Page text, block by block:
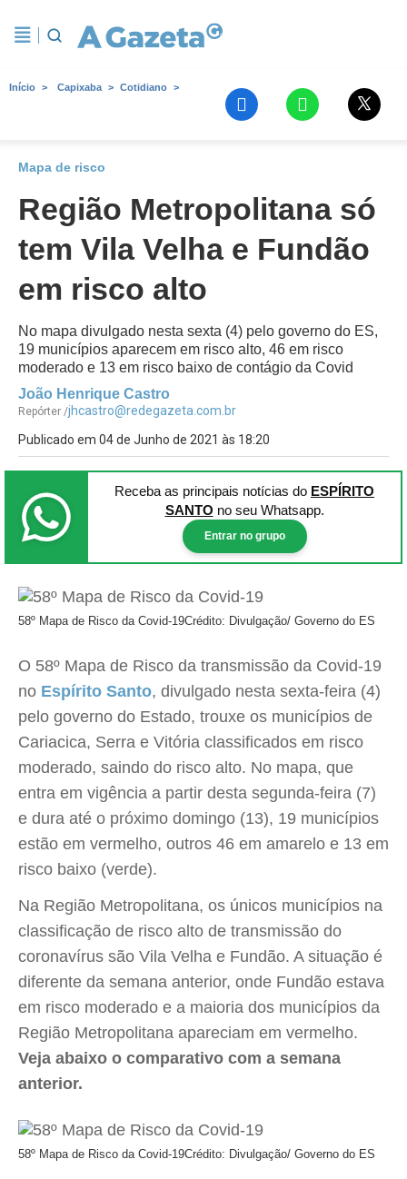
Início Capixaba Cotidiano
Mapa de risco
Região Metropolitana só
tem Vila Velha e Fundão
em risco alto
No mapa divulgado nesta sexta (4) pelo governo do ES,
19 municípios aparecem em risco alto, 46 em risco
moderado e 13 em risco baixo de contágio da Covid
João Henrique Castro
Repórter /jhcastro@redegazeta.com.br
Publicado em 04 de Junho de 2021 às 18:20
Receba as principais notícias do ESPÍRITO
SANTO no seu Whatsapp.
Entrar no grupo
58º Mapa de Risco da Covid-19Crédito: Divulgação/ Governo do ES
O 58º Mapa de Risco da transmissão da Covid-19
no Espírito Santo, divulgado nesta sexta-feira (4)
pelo governo do Estado, trouxe os municípios de
Cariacica, Serra e Vitória classificados em risco
moderado, saindo do risco alto. No mapa, que
entra em vigência a partir desta segunda-feira (7)
e dura até o próximo domingo (13), 19 municípios
estão em vermelho, outros 46 em amarelo e 13 em
risco baixo (verde).
Na Região Metropolitana, os únicos municípios na
classificação de risco alto de transmissão do
coronavírus são Vila Velha e Fundão. A situação é
diferente da semana anterior, onde Fundão estava
em risco moderado e a maioria dos municípios da
Região Metropolitana apareciam em vermelho.
Veja abaixo o comparativo com a semana
anterior.
58º Mapa de Risco da Covid-19Crédito: Divulgação/ Governo do ES